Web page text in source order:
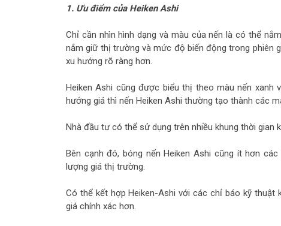
1. Ưu điểm của Heiken Ashi
Chỉ cần nhìn hình dạng và màu của nến là có thể
nắm giữ thị trường và mức độ biến động trong phiên
xu hướng rõ ràng hơn.
Heiken Ashi cũng được biểu thị theo màu nến xanh
hướng giá thì nến Heiken Ashi thường tạo thành các
Nhà đầu tư có thể sử dụng trên nhiều khung thời gian
Bên cạnh đó, bóng nến Heiken Ashi cũng ít hơn
lượng giá thị trường.
Có thể kết hợp Heiken-Ashi với các chỉ báo kỹ
giá chính xác hơn.